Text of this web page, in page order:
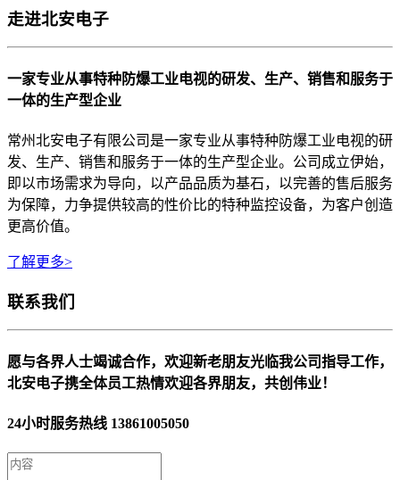
走进北安电子
一家专业从事特种防爆工业电视的研发、生产、销售和服务于
一体的生产型企业
常州北安电子有限公司是一家专业从事特种防爆工业电视的研
发、生产、销售和服务于一体的生产型企业。公司成立伊始，
即以市场需求为导向，以产品品质为基石，以完善的售后服务
为保障，力争提供较高的性价比的特种监控设备，为客户创造
更高价值。
了解更多>
联系我们
愿与各界人士竭诚合作，欢迎新老朋友光临我公司指导工作，
北安电子携全体员工热情欢迎各界朋友，共创伟业！
24小时服务热线 13861005050